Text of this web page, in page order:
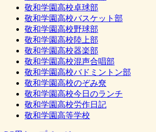
敬和学園高校卓球部
敬和学園高校バスケット部
敬和学園高校野球部
敬和学園高校陸上部
敬和学園高校器楽部
敬和学園高校混声合唱部
敬和学園高校バドミントン部
敬和学園高校のぞみ尞
敬和学園高校今日のランチ
敬和学園高校労作日記
敬和学園高等学校